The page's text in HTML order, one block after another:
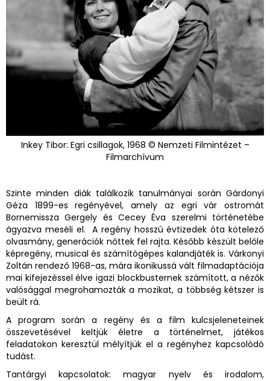
Inkey Tibor: Egri csillagok, 1968 © Nemzeti Filmintézet –
Filmarchívum
Szinte minden diák találkozik tanulmányai során Gárdonyi
Géza 1899-es regényével, amely az egri vár ostromát
Bornemissza Gergely és Cecey Éva szerelmi történetébe
ágyazva meséli el. A regény hosszú évtizedek óta kötelező
olvasmány, generációk nőttek fel rajta. Később készült belőle
képregény, musical és számítógépes kalandjáték is. Várkonyi
Zoltán rendező 1968-as, mára ikonikussá vált filmadaptációja
mai kifejezéssel élve igazi blockbusternek számított, a nézők
valósággal megrohamozták a mozikat, a többség kétszer is
beült rá.
A program során a regény és a film kulcsjeleneteinek
összevetésével keltjük életre a történelmet, játékos
feladatokon keresztül mélyítjük el a regényhez kapcsolódó
tudást.
Tantárgyi kapcsolatok: magyar nyelv és irodalom,